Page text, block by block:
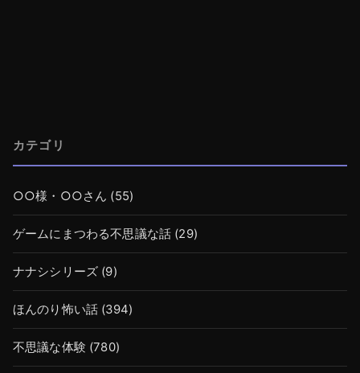
カテゴリ
○○様・○○さん (55)
ゲームにまつわる不思議な話 (29)
ナナシシリーズ (9)
ほんのり怖い話 (394)
不思議な体験 (780)